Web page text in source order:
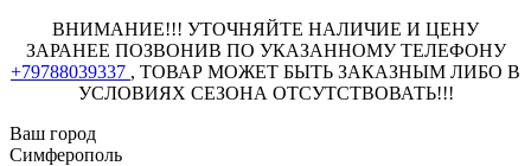
ВНИМАНИЕ!!! УТОЧНЯЙТЕ НАЛИЧИЕ И ЦЕНУ
ЗАРАНЕЕ ПОЗВОНИВ ПО УКАЗАННОМУ ТЕЛЕФОНУ
+79788039337 , ТОВАР МОЖЕТ БЫТЬ ЗАКАЗНЫМ ЛИБО В
УСЛОВИЯХ СЕЗОНА ОТСУТСТВОВАТЬ!!!
Ваш город
Симферополь